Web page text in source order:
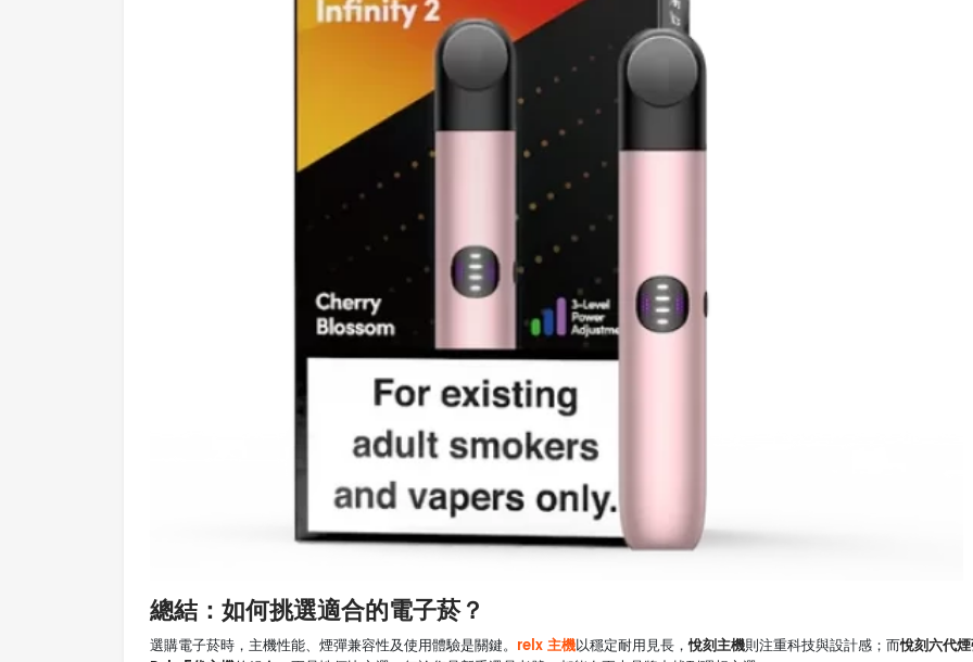
總結：如何挑選適合的電子菸？
選購電子菸時，主機性能、煙彈兼容性及使用體驗是關鍵。 relx 主機以穩定耐用見長，悅刻主機則注重科技與設計感；而悅刻六代